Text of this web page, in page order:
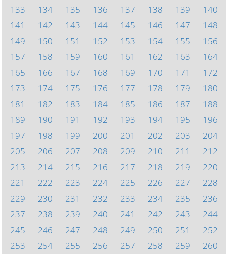
133
134 135 136 137 138 139
140
141
142 143 144 145 146 147
148
149
150 151 152 153 154 155
156
157
158 159 160 161 162 163
164
165
166 167 168 169 170 171
172
173
174 175 176 177 178 179
180
181
182 183 184 185 186 187
188
189
190 191 192 193 194 195
196
197
198 199 200 201 202 203
204
205
206 207 208 209 210 211
212
213
214 215 216 217 218 219
220
221
222 223 224 225 226 227
228
229
230 231 232 233 234 235
236
237
238 239 240 241 242 243
244
245
246 247 248 249 250 251
252
253
254 255 256 257 258 259
260